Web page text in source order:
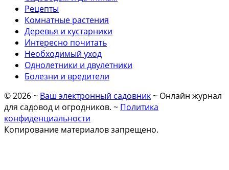
Рецепты
Комнатные растения
Деревья и кустарники
Интересно почитать
Необходимый уход
Однолетники и двулетники
Болезни и вредители
©2026~ Ваш электронный садовник~ Онлайн журнал
для садовод и огродников. ~ Политика
конфиденциальности
Копирование материалов запрещено.